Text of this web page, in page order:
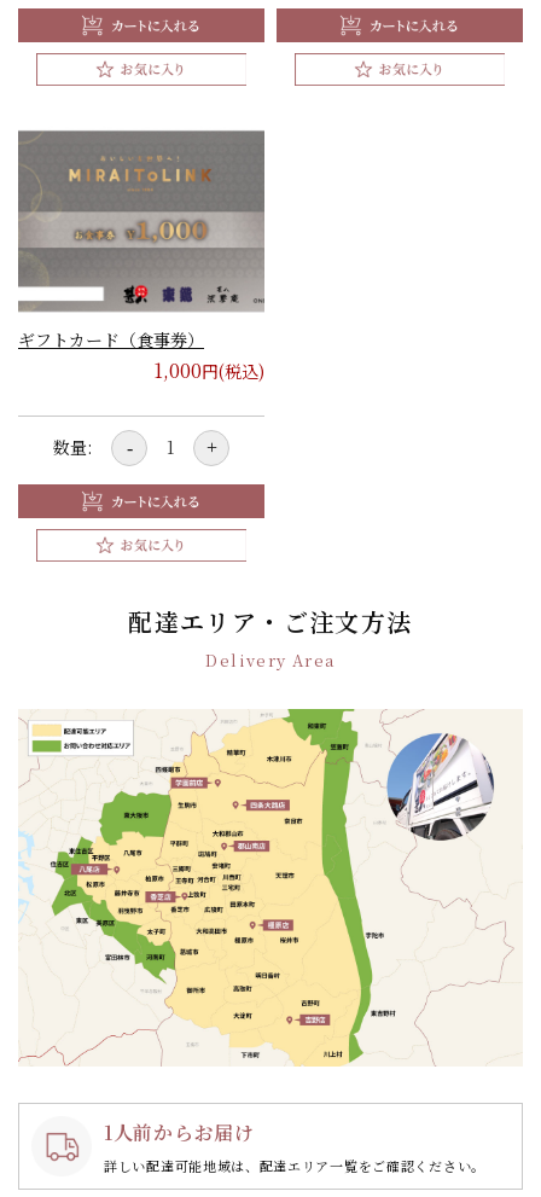
ギフトカード（食事券）
1,000円(税込)
数量: - +
配達エリア・ご注文方法
Delivery Area
1人前からお届け
詳しい配達可能地域は、配達エリア一覧をご確認ください。